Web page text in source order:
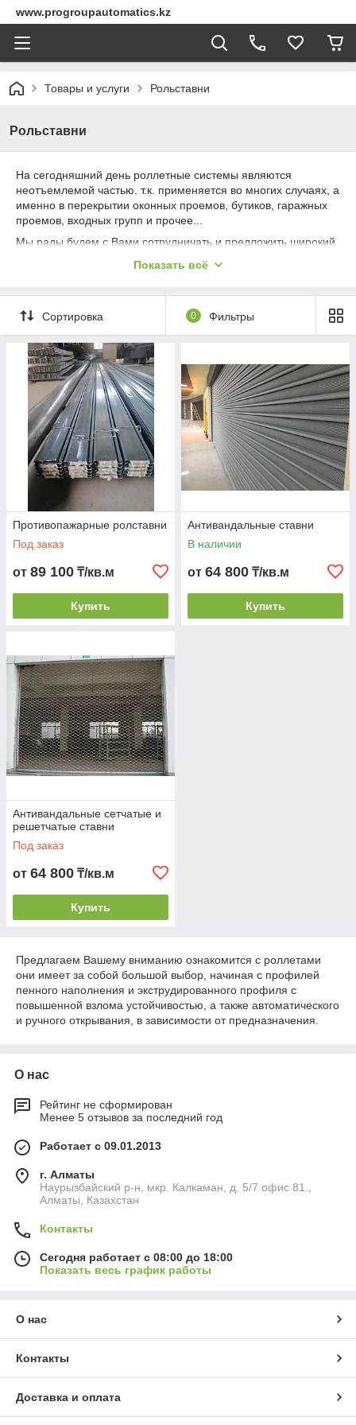
www.progroupautomatics.kz
Товары и услуги Рольставни
Рольставни
На сегодняшний день роллетные системы являются
неотъемлемой частью. т.к. применяется во многих случаях, а
именно в перекрытии оконных проемов, бутиков, гаражных
проемов, входных групп и прочее...
Мы рады будем с Вами сотрудничать и предложить широкий
Вам выбрать правильное решение.
Показать всё
Сортировка 0 Фильтры
Противопажарные ролставни
Под заказ
от 89 100 ₸/кв.м
Купить
Антивандальные ставни
В наличии
от 64 800 ₸/кв.м
Купить
Антивандальные сетчатые и
решетчатые ставни
Под заказ
от 64 800 ₸/кв.м
Купить
Предлагаем Вашему вниманию ознакомится с роллетами
они имеет за собой большой выбор, начиная с профилей
пенного наполнения и экструдированного профиля с
повышенной взлома устойчивостью, а также автоматического
и ручного открывания, в зависимости от предназначения.
О нас
Рейтинг не сформирован
Менее 5 отзывов за последний год
Работает с 09.01.2013
г. Алматы
Наурызбайский р-н, мкр. Калкаман, д. 5/7 офис 81.,
Алматы, Казахстан
Контакты
Сегодня работает с 08:00 до 18:00
Показать весь график работы
О нас
Контакты
Доставка и оплата